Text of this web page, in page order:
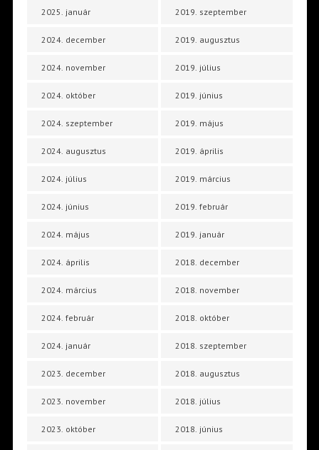
2025. január
2024. december
2024. november
2024. október
2024. szeptember
2024. augusztus
2024. július
2024. június
2024. május
2024. április
2024. március
2024. február
2024. január
2023. december
2023. november
2023. október
2019. szeptember
2019. augusztus
2019. július
2019. június
2019. május
2019. április
2019. március
2019. február
2019. január
2018. december
2018. november
2018. október
2018. szeptember
2018. augusztus
2018. július
2018. június